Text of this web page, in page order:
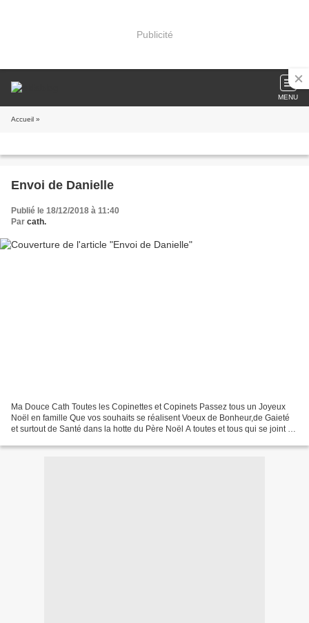
Publicité
MENU
Accueil »
Envoi de Danielle
Publié le 18/12/2018 à 11:40
Par cath.
Ma Douce Cath Toutes les Copinettes et Copinets Passez tous un Joyeux
Noël en famille Que vos souhaits se réalisent Voeux de Bonheur,de Gaieté
et surtout de Santé dans la hotte du Père Noël A toutes et tous qui se joint à